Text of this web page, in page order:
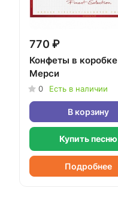
770 ₽
Конфеты в коробке
Мерси
0 Есть в наличии
В корзину
Купить песню
Подробнее